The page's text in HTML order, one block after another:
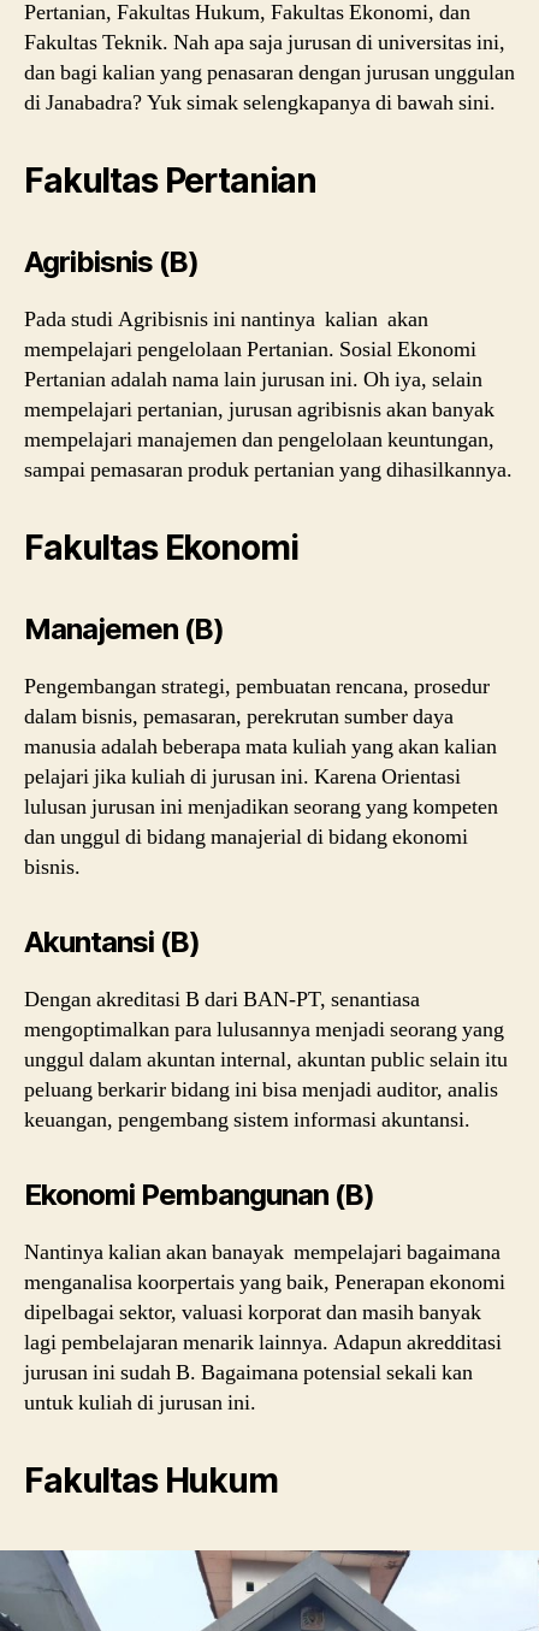
Pertanian, Fakultas Hukum, Fakultas Ekonomi, dan
Fakultas Teknik. Nah apa saja jurusan di universitas ini,
dan bagi kalian yang penasaran dengan jurusan unggulan
di Janabadra? Yuk simak selengkapanya di bawah sini.
Fakultas Pertanian
Agribisnis (B)
Pada studi Agribisnis ini nantinya kalian akan
mempelajari pengelolaan Pertanian. Sosial Ekonomi
Pertanian adalah nama lain jurusan ini. Oh iya, selain
mempelajari pertanian, jurusan agribisnis akan banyak
mempelajari manajemen dan pengelolaan keuntungan,
sampai pemasaran produk pertanian yang dihasilkannya.
Fakultas Ekonomi
Manajemen (B)
Pengembangan strategi, pembuatan rencana, prosedur
dalam bisnis, pemasaran, perekrutan sumber daya
manusia adalah beberapa mata kuliah yang akan kalian
pelajari jika kuliah di jurusan ini. Karena Orientasi
lulusan jurusan ini menjadikan seorang yang kompeten
dan unggul di bidang manajerial di bidang ekonomi
bisnis.
Akuntansi (B)
Dengan akreditasi B dari BAN-PT, senantiasa
mengoptimalkan para lulusannya menjadi seorang yang
unggul dalam akuntan internal, akuntan public selain itu
peluang berkarir bidang ini bisa menjadi auditor, analis
keuangan, pengembang sistem informasi akuntansi.
Ekonomi Pembangunan (B)
Nantinya kalian akan banayak mempelajari bagaimana
menganalisa koorpertais yang baik, Penerapan ekonomi
dipelbagai sektor, valuasi korporat dan masih banyak
lagi pembelajaran menarik lainnya. Adapun akredditasi
jurusan ini sudah B. Bagaimana potensial sekali kan
untuk kuliah di jurusan ini.
Fakultas Hukum